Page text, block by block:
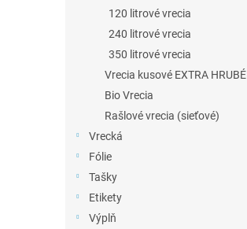
120 litrové vrecia
240 litrové vrecia
350 litrové vrecia
Vrecia kusové EXTRA HRUBÉ
Bio Vrecia
Rašlové vrecia (sieťové)
Vrecká
Fólie
Tašky
Etikety
Výplň